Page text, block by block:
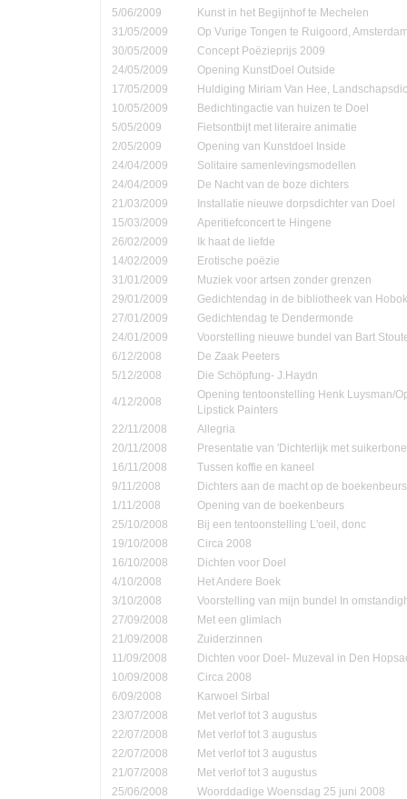
5/06/2009
Kunst in het Begijnhof te Mechelen
31/05/2009
Op Vurige Tongen te Ruigoord,
30/05/2009
Concept Poëzieprijs 2009
24/05/2009
Opening KunstDoel Outside
17/05/2009
Huldiging Miriam Van Hee,
10/05/2009
Bedichtingactie van huizen te Doel
5/05/2009
Fietsontbijt met literaire animatie
2/05/2009
Opening van Kunstdoel Inside
24/04/2009
Solitaire samenlevingsmodellen
24/04/2009
De Nacht van de boze dichters
21/03/2009
Installatie nieuwe dorpsdichter van Doel
15/03/2009
Aperitiefconcert te Hingene
26/02/2009
Ik haat de liefde
14/02/2009
Erotische poëzie
31/01/2009
Muziek voor artsen zonder grenzen
29/01/2009
Gedichtendag in de bibliotheek van
27/01/2009
Gedichtendag te Dendermonde
24/01/2009
Voorstelling nieuwe bundel van Bart
6/12/2008
De Zaak Peeters
5/12/2008
Die Schöpfung- J.Haydn
4/12/2008
Opening tentoonstelling Henk Luysman/
Lipstick Painters
22/11/2008
Allegria
20/11/2008
Presentatie van 'Dichterlijk met
16/11/2008
Tussen koffie en kaneel
9/11/2008
Dichters aan de macht op de boekenbeurs
1/11/2008
Opening van de boekenbeurs
25/10/2008
Bij een tentoonstelling L'oeil, donc
19/10/2008
Circa 2008
16/10/2008
Dichten voor Doel
4/10/2008
Het Andere Boek
3/10/2008
Voorstelling van mijn bundel In
27/09/2008
Met een glimlach
21/09/2008
Zuiderzinnen
11/09/2008
Dichten voor Doel- Muzeval in Den
10/09/2008
Circa 2008
6/09/2008
Karwoel Sirbal
23/07/2008
Met verlof tot 3 augustus
22/07/2008
Met verlof tot 3 augustus
22/07/2008
Met verlof tot 3 augustus
21/07/2008
Met verlof tot 3 augustus
25/06/2008
Woorddadige Woensdag 25 juni 2008